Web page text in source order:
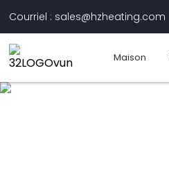
Courriel : sales@hzheating.com
Maison